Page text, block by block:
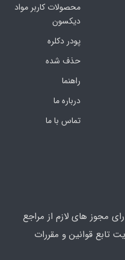
محصولات کاربر مواد
دیکسون
پودر دکلره
حذف شده
راهنما
درباره ما
تماس با ما
مجوز های لازم از مراجع
تابع قوانین و مقررات